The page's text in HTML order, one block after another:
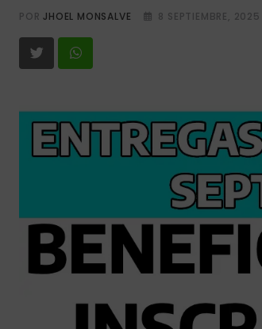
PORJHOEL MONSALVE 8 SEPTIEMBRE, 2025